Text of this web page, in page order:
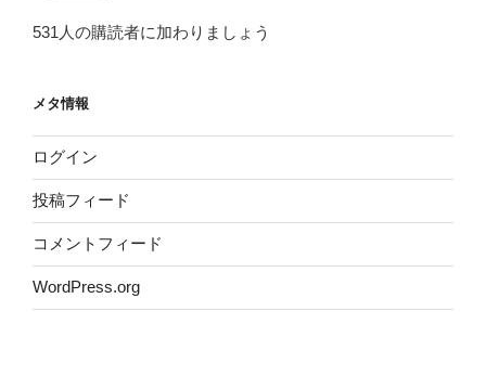
ス
531人の購読者に加わりましょう
メタ情報
ログイン
投稿フィード
コメントフィード
WordPress.org